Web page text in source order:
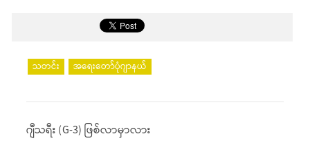
သတင်း အရေးတော်ပုံဂျာနယ်
ဂျီသရီး (G-3) ဖြစ်လာမှာလား